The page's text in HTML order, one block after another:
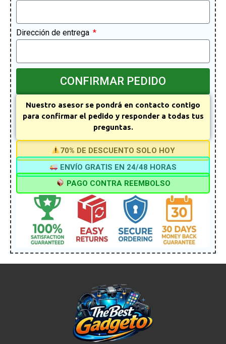
Dirección de entrega
CONFIRMAR PEDIDO
Nuestro asesor se pondrá en contacto contigo
para confirmar el pedido y responder a todas tus
preguntas.
70% DE DESCUENTO SOLO HOY
ENVÍO GRATIS EN 24/48 HORAS
PAGO CONTRA REEMBOLSO